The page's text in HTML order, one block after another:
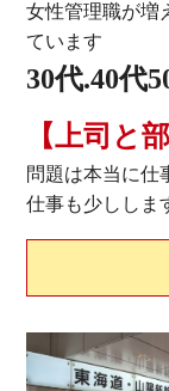
女性管理職が増
ています
30代.40代
【上司と
問題は本当に
仕事も少ししま